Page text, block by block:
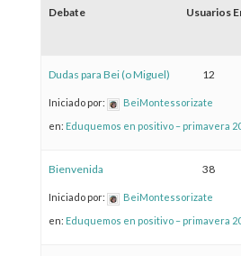
Debate Usuarios
Dudas para Bei (o Miguel)
Iniciado por:
BeiMontessorizate
en: Eduquemos en positivo – primavera
12
Bienvenida
Iniciado por:
BeiMontessorizate
en: Eduquemos en positivo – primavera
38